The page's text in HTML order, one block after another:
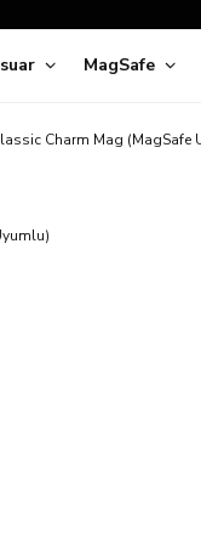
Hızlı ve Güvenli
MagSafe
Charm Mag (MagSafe